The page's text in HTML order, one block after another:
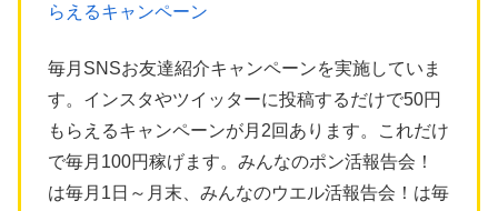
らえるキャンペーン
毎月SNSお友達紹介キャンペーンを実施していま
す。インスタやツイッターに投稿するだけで50円
もらえるキャンペーンが月2回あります。これだけ
で毎月100円稼げます。みんなのポン活報告会！
は毎月1日～月末、みんなのウエル活報告会！は毎